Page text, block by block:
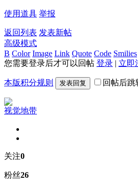
使用道具 举报
返回列表 发表新帖
高级模式
B Color Image Link Quote Code Smilies
您需要登录后才可以回帖 登录 | 立即
本版积分规则 发表回复 回帖后
视觉地带
关注0
粉丝26